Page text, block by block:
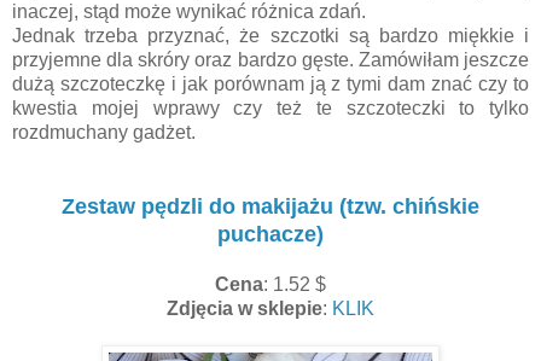
inaczej, stąd może wynikać różnica zdań.
Jednak trzeba przyznać, że szczotki są bardzo miękkie i
przyjemne dla skróry oraz bardzo gęste. Zamówiłam jeszcze
dużą szczoteczkę i jak porównam ją z tymi dam znać czy to
kwestia mojej wprawy czy też te szczoteczki to tylko
rozdmuchany gadżet.
Zestaw pędzli do makijażu (tzw. chińskie
puchacze)
Cena: 1.52 $
Zdjęcia w sklepie: KLIK